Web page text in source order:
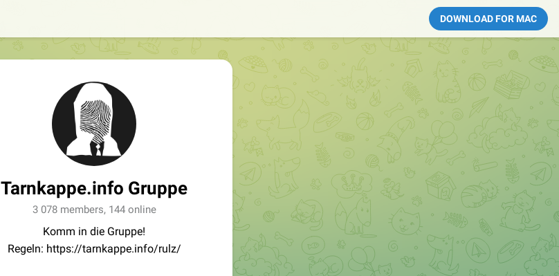
DOWNLOAD FOR MAC
Tarnkappe.info Gruppe
3 078 members, 144 online
Komm in die Gruppe!
Regeln: https://tarnkappe.info/rulz/